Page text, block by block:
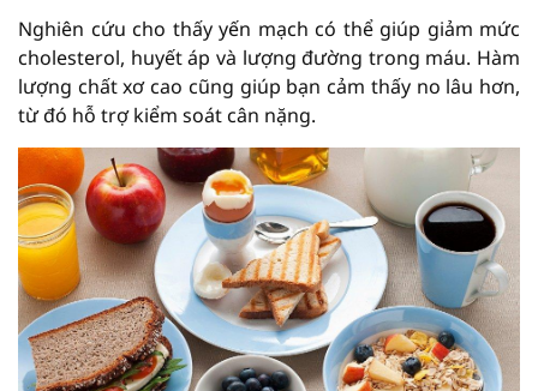
Nghiên cứu cho thấy yến mạch có thể giúp giảm mức
cholesterol, huyết áp và lượng đường trong máu. Hàm
lượng chất xơ cao cũng giúp bạn cảm thấy no lâu hơn,
từ đó hỗ trợ kiểm soát cân nặng.